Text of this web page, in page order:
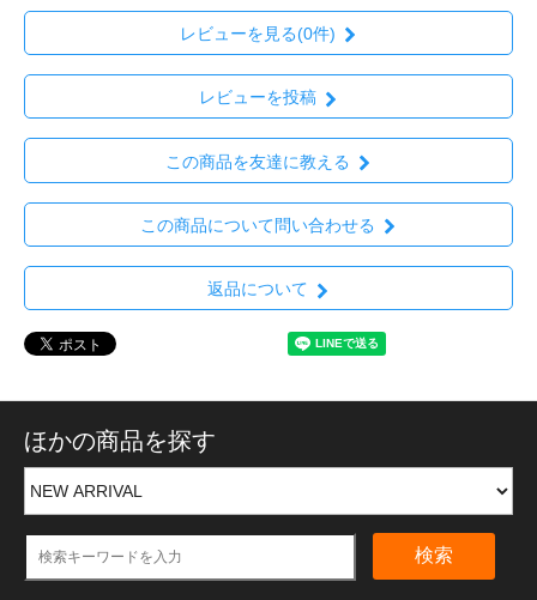
レビューを見る(0件)
レビューを投稿
この商品を友達に教える
この商品について問い合わせる
返品について
ほかの商品を探す
検索